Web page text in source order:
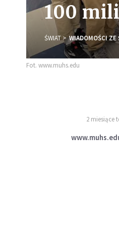
100
ŚWIAT WIADOMOŚCI ZE
Fot. www.muhs.edu
2 miesiące